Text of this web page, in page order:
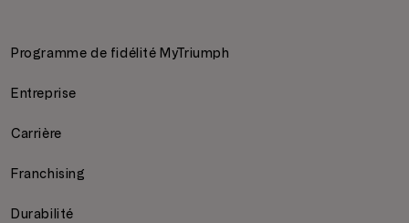
Programme de fidélité MyTriumph
Entreprise
Carrière
Franchising
Durabilité